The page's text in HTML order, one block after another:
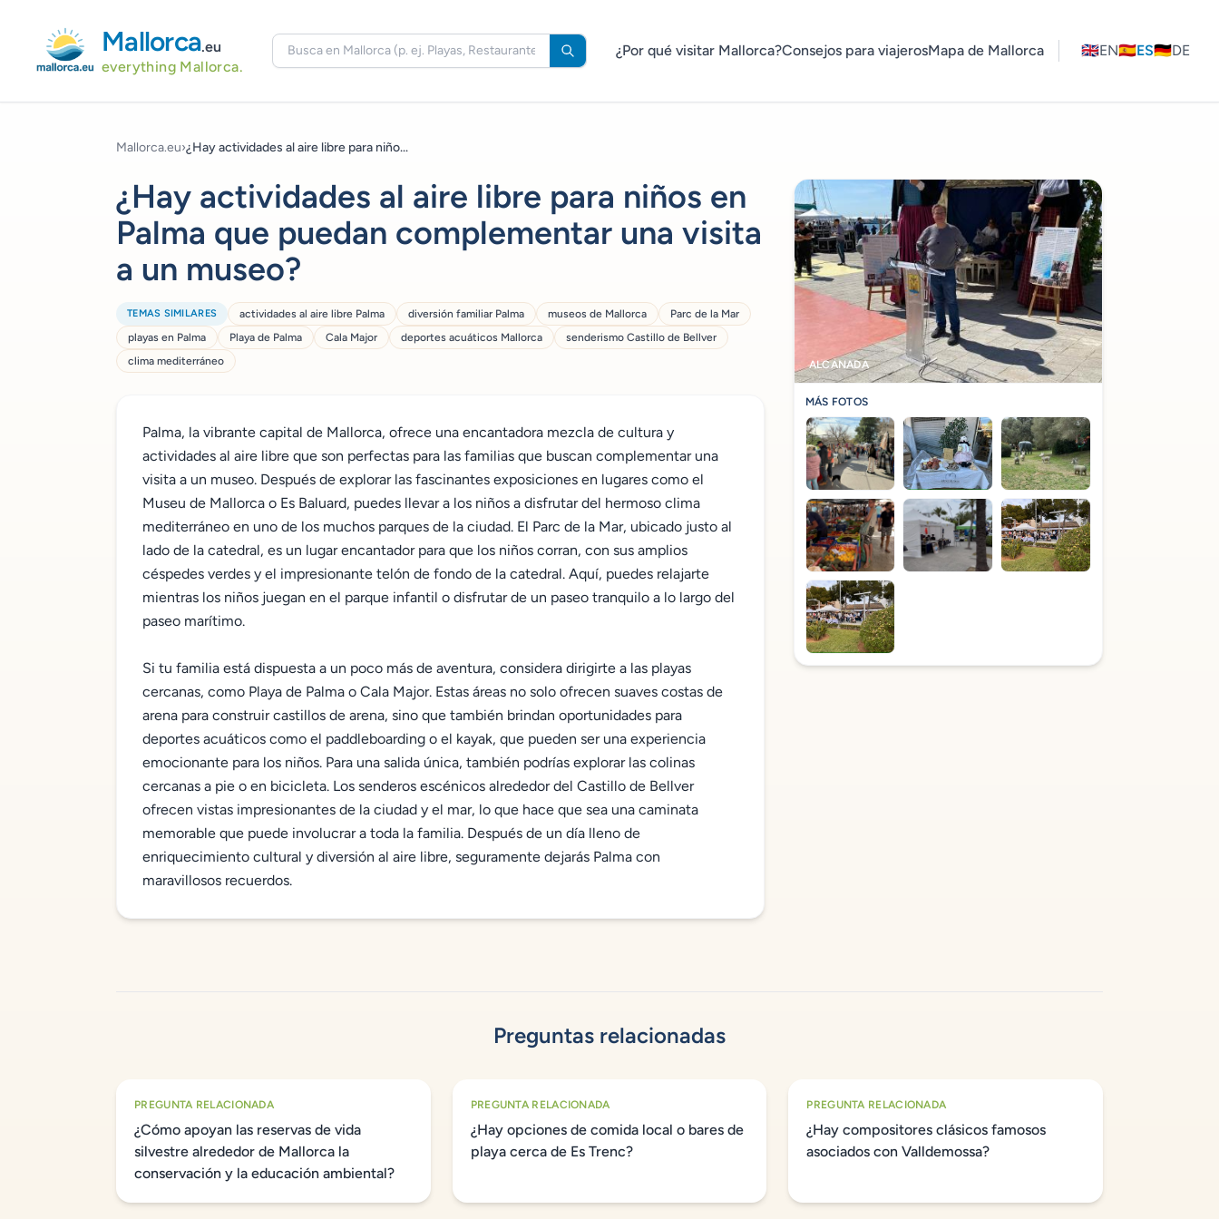
Mallorca.eu
everything Mallorca.
¿Por qué visitar Mallorca?Consejos para viajerosMapa de Mallorca 🇬🇧EN🇪🇸ES🇩🇪DE
Mallorca.eu›¿Hay actividades al aire libre para niño...
¿Hay actividades al aire libre para niños en
Palma que puedan complementar una visita
a un museo?
TEMAS SIMILARES actividades al aire libre Palma diversión familiar Palma museos de Mallorca
Parc de la Mar
playas en Palma
Playa de Palma Cala Major deportes acuáticos Mallorca
senderismo Castillo de Bellver
clima mediterráneo
Palma, la vibrante capital de Mallorca, ofrece una encantadora mezcla de cultura y
actividades al aire libre que son perfectas para las familias que buscan complementar una
visita a un museo. Después de explorar las fascinantes exposiciones en lugares como el
Museu de Mallorca o Es Baluard, puedes llevar a los niños a disfrutar del hermoso clima
mediterráneo en uno de los muchos parques de la ciudad. El Parc de la Mar, ubicado justo al
lado de la catedral, es un lugar encantador para que los niños corran, con sus amplios
céspedes verdes y el impresionante telón de fondo de la catedral. Aquí, puedes relajarte
mientras los niños juegan en el parque infantil o disfrutar de un paseo tranquilo a lo largo del
paseo marítimo.
Si tu familia está dispuesta a un poco más de aventura, considera dirigirte a las playas
cercanas, como Playa de Palma o Cala Major. Estas áreas no solo ofrecen suaves costas de
arena para construir castillos de arena, sino que también brindan oportunidades para
deportes acuáticos como el paddleboarding o el kayak, que pueden ser una experiencia
emocionante para los niños. Para una salida única, también podrías explorar las colinas
cercanas a pie o en bicicleta. Los senderos escénicos alrededor del Castillo de Bellver
ofrecen vistas impresionantes de la ciudad y el mar, lo que hace que sea una caminata
memorable que puede involucrar a toda la familia. Después de un día lleno de
enriquecimiento cultural y diversión al aire libre, seguramente dejarás Palma con
maravillosos recuerdos.
ALCANADA
MÁS FOTOS
Preguntas relacionadas
PREGUNTA RELACIONADA
¿Cómo apoyan las reservas de vida
silvestre alrededor de Mallorca la
conservación y la educación ambiental?
PREGUNTA RELACIONADA
¿Hay opciones de comida local o bares de
playa cerca de Es Trenc?
PREGUNTA RELACIONADA
¿Hay compositores clásicos famosos
asociados con Valldemossa?